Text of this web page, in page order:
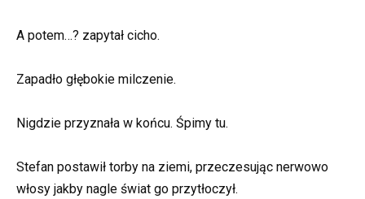
A potem…? zapytał cicho.
Zapadło głębokie milczenie.
Nigdzie przyznała w końcu. Śpimy tu.
Stefan postawił torby na ziemi, przeczesując nerwowo
włosy jakby nagle świat go przytłoczył.